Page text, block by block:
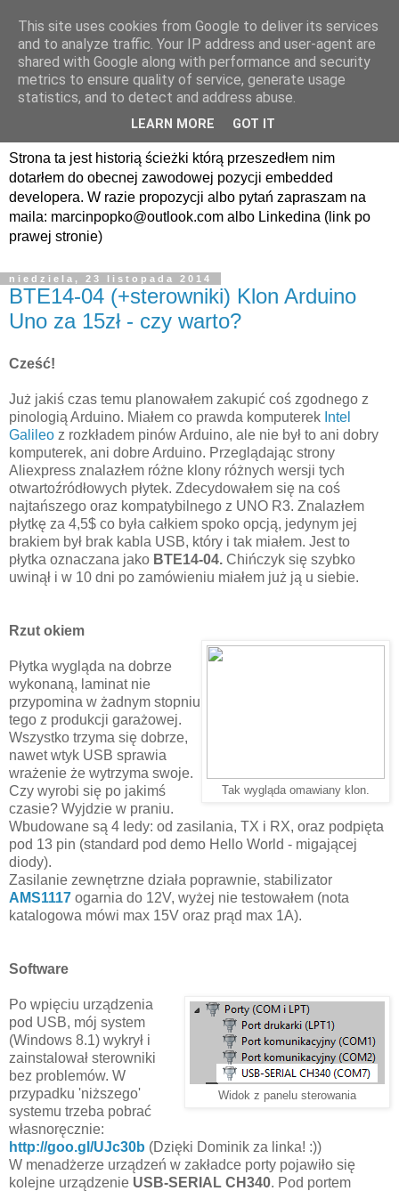
avrland.it - nic co
nerdowskie nie jest mi
Strona ta jest historią ścieżki którą przeszedłem nim
dotarłem do obecnej zawodowej pozycji embedded
developera. W razie propozycji albo pytań zapraszam na
maila: marcinpopko@outlook.com albo Linkedina (link po
prawej stronie)
niedziela, 23 listopada 2014
BTE14-04 (+sterowniki) Klon Arduino
Uno za 15zł - czy warto?
Cześć!
Już jakiś czas temu planowałem zakupić coś zgodnego z
pinologią Arduino. Miałem co prawda komputerek Intel
Galileo z rozkładem pinów Arduino, ale nie był to ani dobry
komputerek, ani dobre Arduino. Przeglądając strony
Aliexpress znalazłem różne klony różnych wersji tych
otwartoźródłowych płytek. Zdecydowałem się na coś
najtańszego oraz kompatybilnego z UNO R3. Znalazłem
płytkę za 4,5$ co była całkiem spoko opcją, jedynym jej
brakiem był brak kabla USB, który i tak miałem. Jest to
płytka oznaczana jako BTE14-04. Chińczyk się szybko
uwinął i w 10 dni po zamówieniu miałem już ją u siebie.
Rzut okiem
Tak wygląda omawiany klon.
Płytka wygląda na dobrze
wykonaną, laminat nie
przypomina w żadnym stopniu
tego z produkcji garażowej.
Wszystko trzyma się dobrze,
nawet wtyk USB sprawia
wrażenie że wytrzyma swoje.
Czy wyrobi się po jakimś
czasie? Wyjdzie w praniu.
Wbudowane są 4 ledy: od zasilania, TX i RX, oraz podpięta
pod 13 pin (standard pod demo Hello World - migającej
diody).
Zasilanie zewnętrzne działa poprawnie, stabilizator
AMS1117 ogarnia do 12V, wyżej nie testowałem (nota
katalogowa mówi max 15V oraz prąd max 1A).
Software
Widok z panelu sterowania
Po wpięciu urządzenia
pod USB, mój system
(Windows 8.1) wykrył i
zainstalował sterowniki
bez problemów. W
przypadku 'niższego'
systemu trzeba pobrać
własnoręcznie:
http://goo.gl/UJc30b (Dzięki Dominik za linka! :))
W menadżerze urządzeń w zakładce porty pojawiło się
kolejne urządzenie USB-SERIAL CH340. Pod portem
This site uses cookies from Google to deliver its services
and to analyze traffic. Your IP address and user-agent are
shared with Google along with performance and security
metrics to ensure quality of service, generate usage
statistics, and to detect and address abuse.
LEARN MORE GOT IT